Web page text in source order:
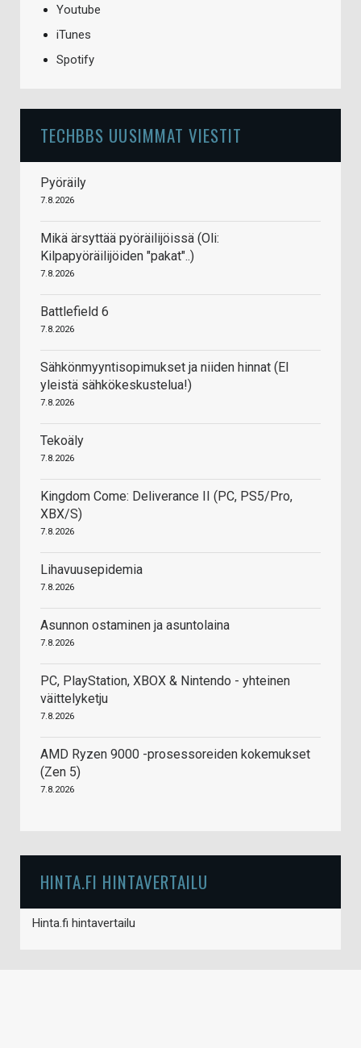
Youtube
iTunes
Spotify
TECHBBS UUSIMMAT VIESTIT
Pyöräily
7.8.2026
Mikä ärsyttää pyöräilijöissä (Oli:
Kilpapyöräilijöiden "pakat"..)
7.8.2026
Battlefield 6
7.8.2026
Sähkönmyyntisopimukset ja niiden hinnat (EI
yleistä sähkökeskustelua!)
7.8.2026
Tekoäly
7.8.2026
Kingdom Come: Deliverance II (PC, PS5/Pro,
XBX/S)
7.8.2026
Lihavuusepidemia
7.8.2026
Asunnon ostaminen ja asuntolaina
7.8.2026
PC, PlayStation, XBOX & Nintendo - yhteinen
väittelyketju
7.8.2026
AMD Ryzen 9000 -prosessoreiden kokemukset
(Zen 5)
7.8.2026
HINTA.FI HINTAVERTAILU
Hinta.fi hintavertailu